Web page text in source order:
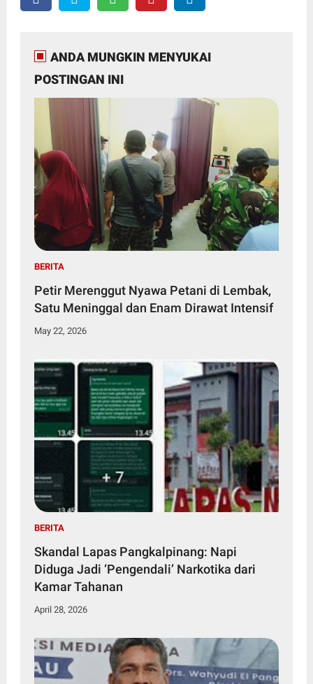
ANDA MUNGKIN MENYUKAI
POSTINGAN INI
BERITA
Petir Merenggut Nyawa Petani di Lembak,
Satu Meninggal dan Enam Dirawat Intensif
May 22, 2026
BERITA
Skandal Lapas Pangkalpinang: Napi
Diduga Jadi ‘Pengendali’ Narkotika dari
Kamar Tahanan
April 28, 2026